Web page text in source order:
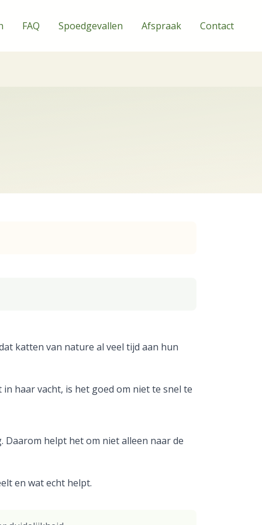
FAQ Spoedgevallen Afspraak Contact
katten van nature al veel tijd aan hun
haar vacht, is het goed om niet te snel te
helpt het om niet alleen naar de
en wat echt helpt.